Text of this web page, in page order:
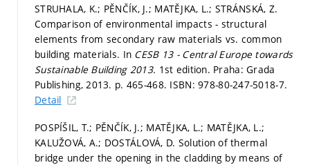
STRUHALA, K.; PĚNČÍK, J.; MATĚJKA, L.; STRÁNSKÁ, Z.
Comparison of environmental impacts - structural
elements from secondary raw materials vs. common
building materials. In CESB 13 - Central Europe towards
Sustainable Building 2013. 1st edition. Praha: Grada
Publishing, 2013. p. 465-468. ISBN: 978-80-247-5018-7.
Detail
POSPÍŠIL, T.; PĚNČÍK, J.; MATĚJKA, L.; MATĚJKA, L.;
KALUŽOVÁ, A.; DOSTÁLOVÁ, D. Solution of thermal
bridge under the opening in the cladding by means of